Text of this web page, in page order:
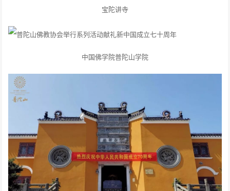
宝陀讲寺
中国佛学院普陀山学院